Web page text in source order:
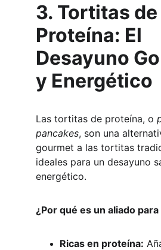
3. Tortitas de
Proteína: El
Desayuno
y Energético
Las tortitas de proteína, o
pancakes, son una
gourmet a las tortitas
ideales para un desayuno
energético.
¿Por qué es un aliado
Ricas en proteína: